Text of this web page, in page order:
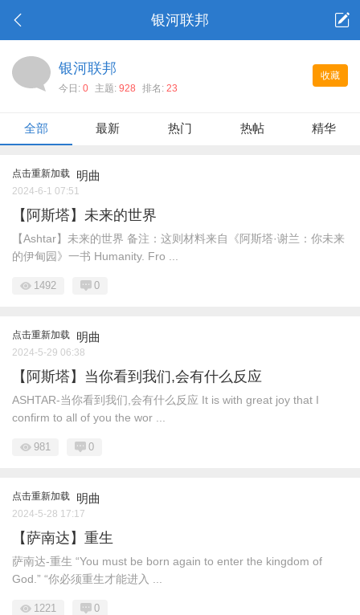
银河联邦
收藏
银河联邦
今日: 0 主题: 928 排名: 23
全部 最新 热门 热帖 精华
点击重新加载 明曲
2024-6-1 07:51
【阿斯塔】未来的世界
【Ashtar】未来的世界 备注：这则材料来自《阿斯塔·谢兰：你未来
的伊甸园》一书 Humanity. Fro ...
1492 0
点击重新加载 明曲
2024-5-29 06:38
【阿斯塔】当你看到我们,会有什么反应
ASHTAR-当你看到我们,会有什么反应 It is with great joy that I
confirm to all of you the wor ...
981 0
点击重新加载 明曲
2024-5-28 17:17
【萨南达】重生
萨南达-重生 “You must be born again to enter the kingdom of
God.” “你必须重生才能进入 ...
1221 0